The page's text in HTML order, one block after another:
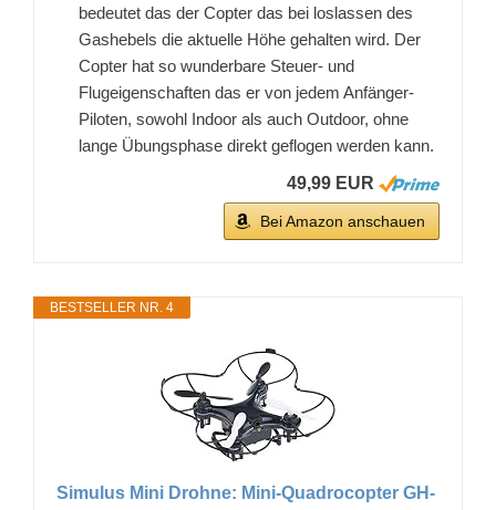
bedeutet das der Copter das bei loslassen des
Gashebels die aktuelle Höhe gehalten wird. Der
Copter hat so wunderbare Steuer- und
Flugeigenschaften das er von jedem Anfänger-
Piloten, sowohl Indoor als auch Outdoor, ohne
lange Übungsphase direkt geflogen werden kann.
49,99 EUR
Bei Amazon anschauen
BESTSELLER NR. 4
Simulus Mini Drohne: Mini-Quadrocopter GH-